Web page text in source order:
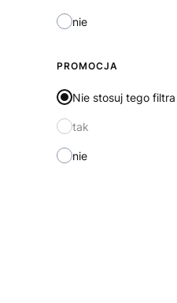
nie
PROMOCJA
Nie stosuj tego filtra
tak
nie